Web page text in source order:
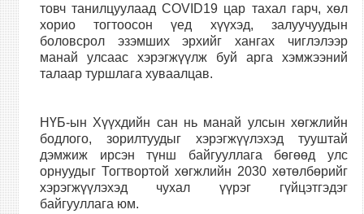
товч танилцуулаад COVID19 цар тахал гарч, хөл
хорио тогтоосон үед хүүхэд, залуучуудын
боловсрол эзэмших эрхийг хангах чиглэлээр
манай улсаас хэрэгжүүлж буй арга хэмжээний
талаар туршлага хуваалцав.
НҮБ-ын Хүүхдийн сан нь манай улсын хөгжлийн
бодлого, зорилтуудыг хэрэгжүүлэхэд тууштай
дэмжиж ирсэн түнш байгууллага бөгөөд улс
орнуудыг Тогтвортой хөгжлийн 2030 хөтөлбөрийг
хэрэгжүүлэхэд чухал үүрэг гүйцэтгэдэг
байгууллага юм.